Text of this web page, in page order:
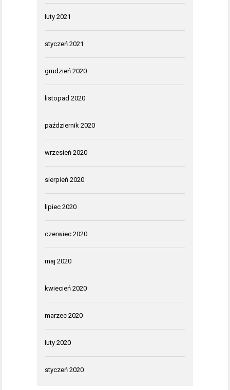
luty 2021
styczeń 2021
grudzień 2020
listopad 2020
październik 2020
wrzesień 2020
sierpień 2020
lipiec 2020
czerwiec 2020
maj 2020
kwiecień 2020
marzec 2020
luty 2020
styczeń 2020